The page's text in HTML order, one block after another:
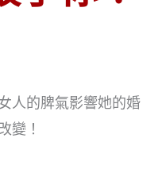
人的脾氣影響她的婚
變！